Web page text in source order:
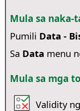
Mula sa naka-
Pumili Data -
Sa Data menu
Mula sa mga
Validity